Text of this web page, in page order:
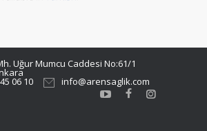
Uğur Mumcu Caddesi No:61/1
06 10 info@arensaglik.com